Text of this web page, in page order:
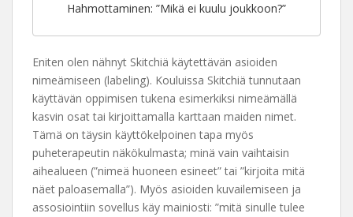
Hahmottaminen: ”Mikä ei kuulu joukkoon?”
Eniten olen nähnyt Skitchiä käytettävän asioiden
nimeämiseen (labeling). Kouluissa Skitchiä tunnutaan
käyttävän oppimisen tukena esimerkiksi nimeämällä
kasvin osat tai kirjoittamalla karttaan maiden nimet.
Tämä on täysin käyttökelpoinen tapa myös
puheterapeutin näkökulmasta; minä vain vaihtaisin
aihealueen (”nimeä huoneen esineet” tai ”kirjoita mitä
näet paloasemalla”). Myös asioiden kuvailemiseen ja
assosiointiin sovellus käy mainiosti: ”mitä sinulle tulee